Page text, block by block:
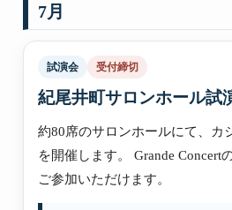
7月
試演会 受付締切
紀尾井町サロンホール試
約80席のサロンホールにて、カ
を開催します。 Grande Concert
ご参加いただけます。